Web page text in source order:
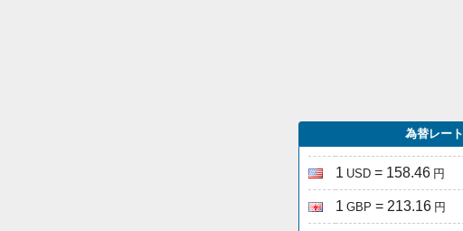
為替レート
1 USD = 158.46 円
1 GBP = 213.16 円